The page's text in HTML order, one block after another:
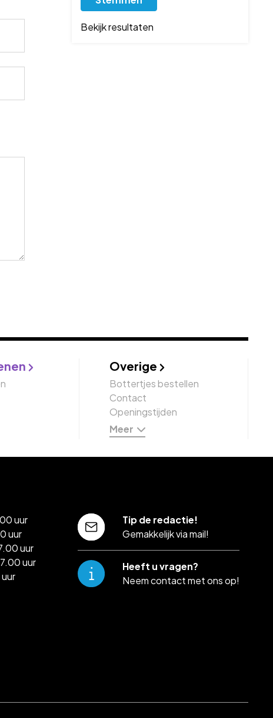
Bekijk resultaten
Overige
Bottertjes bestellen
Contact
Openingstijden
Meer
uur
uur
uur
uur
Tip de redactie!
Gemakkelijk via mail!
Heeft u vragen?
Neem contact met ons op!